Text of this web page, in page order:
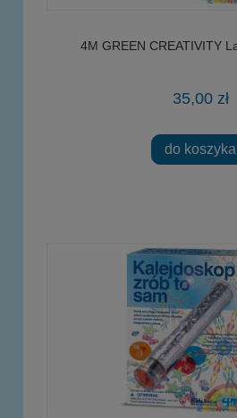
4M GREEN CREATIVITY
35,00 zł
do koszyka